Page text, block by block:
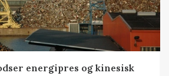
energipres og kinesisk